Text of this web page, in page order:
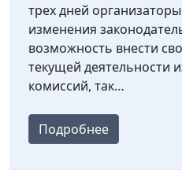
трех дней
изменения
возможность внести
текущей деятельности
комиссий, так…
Подробнее